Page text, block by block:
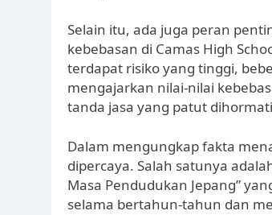
Selain itu, ada juga peran
kebebasan di Camas High
terdapat risiko yang tinggi,
mengajarkan nilai-nilai
tanda jasa yang patut
Dalam mengungkap fakta
dipercaya. Salah satunya
Masa Pendudukan Jepang”
selama bertahun-tahun dan